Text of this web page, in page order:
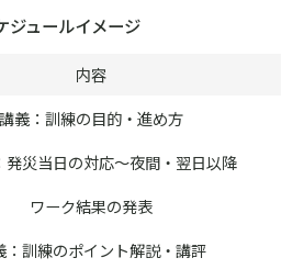
ジュールイメージ
内容
講義：訓練の目的・進め方
発災当日の対応～夜間・翌日以降
ワーク結果の発表
：訓練のポイント解説・講評